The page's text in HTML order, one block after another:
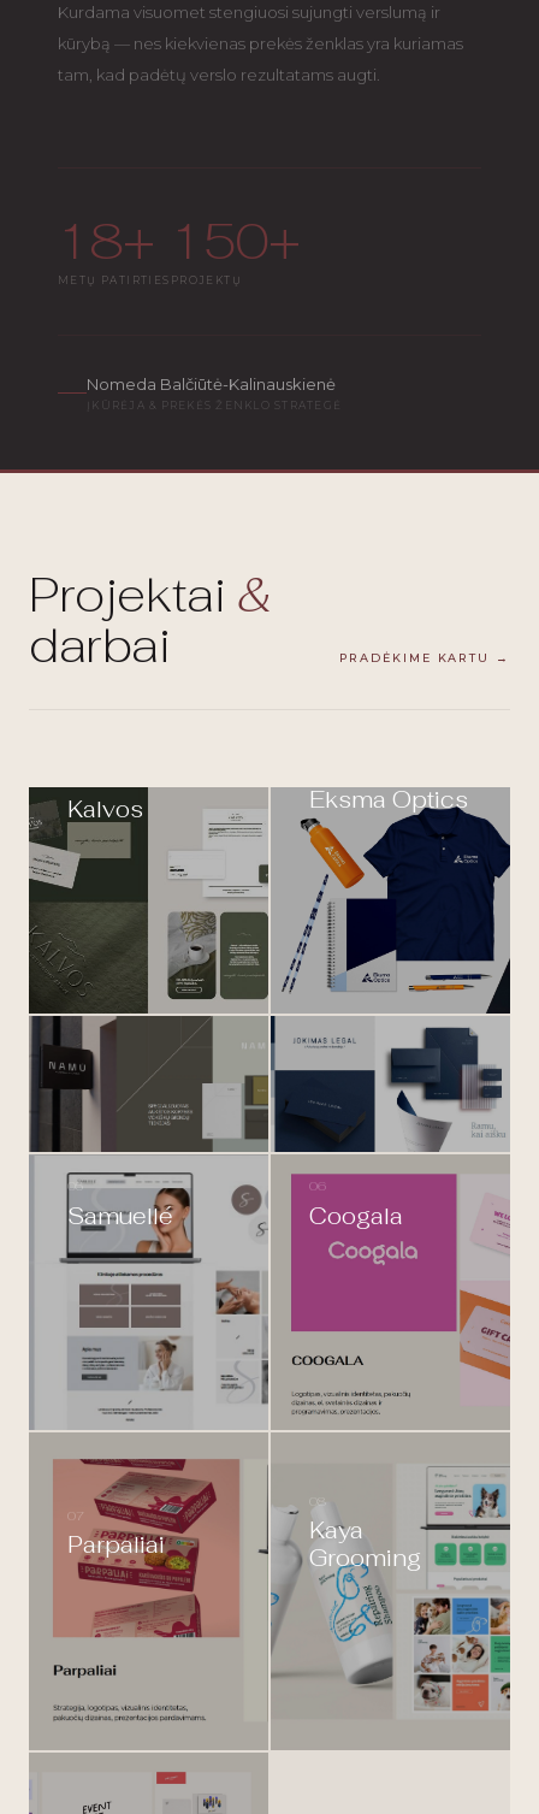
Kurdama visuomet stengiuosi sujungti verslumą ir
kūrybą — nes kiekvienas prekės ženklas yra kuriamas
tam, kad padėtų verslo rezultatams augti.
18+
METŲ PATIRTIES
150+
PROJEKTŲ
Nomeda Balčiūtė-Kalinauskienė
ĮKŪRĖJA & PREKĖS ŽENKLO STRATEGĖ
Projektai &
darbai
PRADĖKIME KARTU →
Kalvos Eksma Optics
03
Flooring
04
Jokimas
Legal
05
Samuellé
06
Coogala
07
Parpaliai
08
Kaya
Grooming
09
Event Host